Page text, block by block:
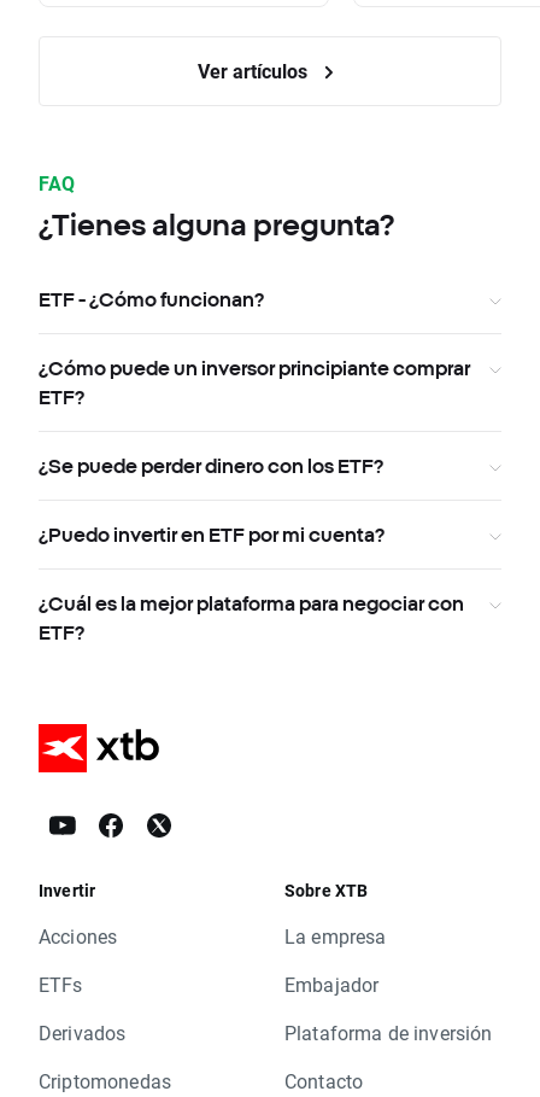
Ver artículos
FAQ
¿Tienes alguna pregunta?
ETF - ¿Cómo funcionan?
¿Cómo puede un inversor principiante comprar
ETF?
¿Se puede perder dinero con los ETF?
¿Puedo invertir en ETF por mi cuenta?
¿Cuál es la mejor plataforma para negociar con
ETF?
Invertir
Acciones
ETFs
Derivados
Criptomonedas
Sobre XTB
La empresa
Embajador
Plataforma de inversión
Contacto